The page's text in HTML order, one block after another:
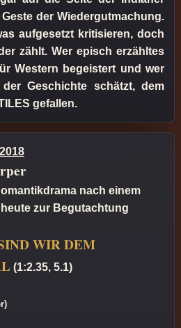
der Wiedergutmachung.
aufgesetzt kritisieren, doch
zählt. Wer episch erzähltes
Western begeistert und wer
Geschichte schätzt, dem
gefallen.
nach einem
zur Begutachtung
WIR DEM
(1:2.35, 5.1)